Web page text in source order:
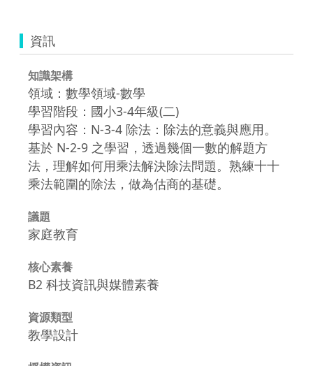
資訊
知識架構
領域：數學領域-數學
學習階段：國小3-4年級(二)
學習內容：N-3-4 除法：除法的意義與應用。
基於 N-2-9 之學習，透過幾個一數的解題方
法，理解如何用乘法解決除法問題。熟練十十
乘法範圍的除法，做為估商的基礎。
議題
家庭教育
核心素養
B2 科技資訊與媒體素養
資源類型
教學設計